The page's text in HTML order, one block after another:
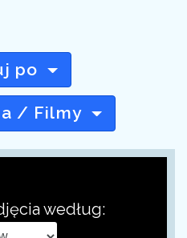
po
/ Filmy
według: